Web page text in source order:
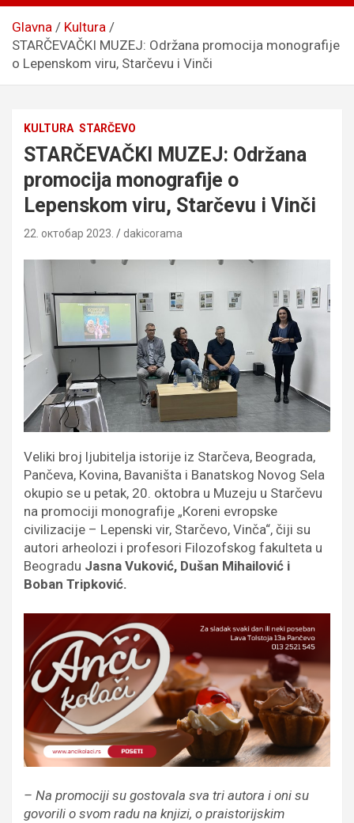
Glavna
Kultura
STARČEVAČKI MUZEJ: Održana promocija monografije
o Lepenskom viru, Starčevu i Vinči
KULTURA STARČEVO
STARČEVAČKI MUZEJ: Održana
promocija monografije o
Lepenskom viru, Starčevu i Vinči
22. октобар 2023. dakicorama
Veliki broj ljubitelja istorije iz Starčeva, Beograda,
Pančeva, Кovina, Bavaništa i Banatskog Novog Sela
okupio se u petak, 20. oktobra u Muzeju u Starčevu
na promociji monografije „Кoreni evropske
civilizacije – Lepenski vir, Starčevo, Vinča“, čiji su
autori arheolozi i profesori Filozofskog fakulteta u
Beogradu Jasna Vuković, Dušan Mihailović i
Boban Tripković.
– Na promociji su gostovala sva tri autora i oni su
govorili o svom radu na knjizi, o praistorijskim